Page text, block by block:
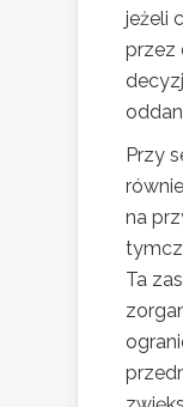
jeżeli
przez
Przy
na
Ta